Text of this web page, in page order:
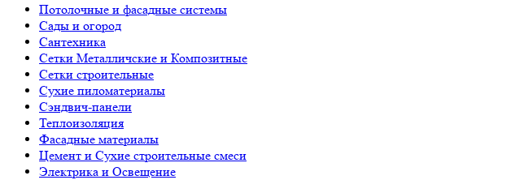
Потолочные и фасадные системы
Сады и огород
Сантехника
Сетки Металличские и Композитные
Сетки строительные
Сухие пиломатериалы
Сэндвич-панели
Теплоизоляция
Фасадные материалы
Цемент и Сухие строительные смеси
Электрика и Освещение